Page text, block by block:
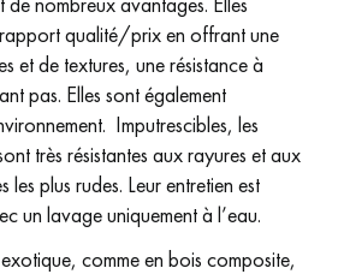
qualité/prix en offrant une
et de textures, une résistance à
pas. Elles sont également
Imputrescibles, les
très résistantes aux rayures et aux
les plus rudes. Leur entretien est
un lavage uniquement à l’eau.
comme en bois composite,